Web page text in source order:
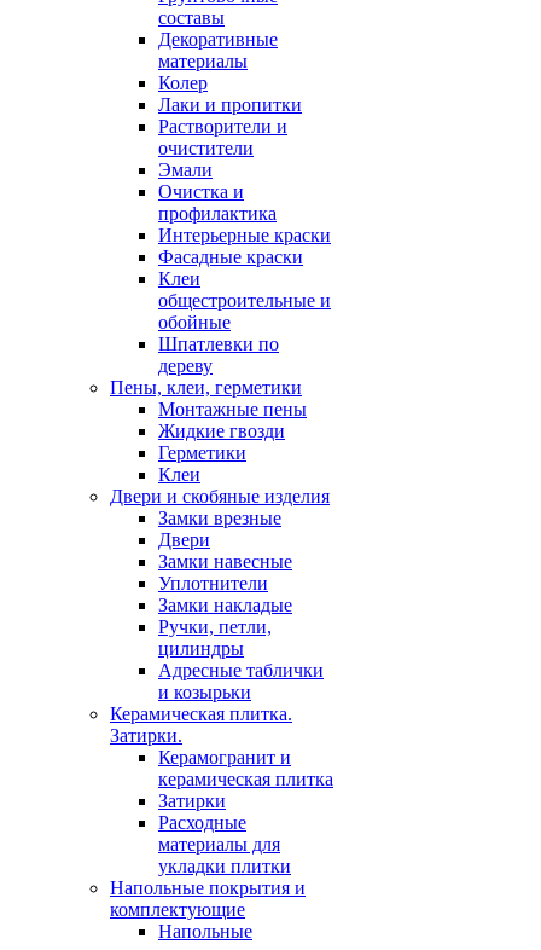
составы
Декоративные
материалы
Колер
Лаки и пропитки
Растворители и
очистители
Эмали
Очистка и
профилактика
Интерьерные краски
Фасадные краски
Клеи
общестроительные и
обойные
Шпатлевки по
дереву
Пены, клеи, герметики
Монтажные пены
Жидкие гвозди
Герметики
Клеи
Двери и скобяные изделия
Замки врезные
Двери
Замки навесные
Уплотнители
Замки накладые
Ручки, петли,
цилиндры
Адресные таблички
и козырьки
Керамическая плитка.
Затирки.
Керамогранит и
керамическая плитка
Затирки
Расходные
материалы для
укладки плитки
Напольные покрытия и
комплектующие
Напольные